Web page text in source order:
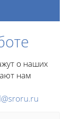
о наших
нам